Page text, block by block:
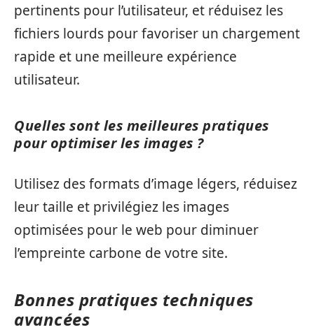
pertinents pour l’utilisateur, et réduisez les
fichiers lourds pour favoriser un chargement
rapide et une meilleure expérience
utilisateur.
Quelles sont les meilleures pratiques
pour optimiser les images ?
Utilisez des formats d’image légers, réduisez
leur taille et privilégiez les images
optimisées pour le web pour diminuer
l’empreinte carbone de votre site.
Bonnes pratiques techniques
avancées